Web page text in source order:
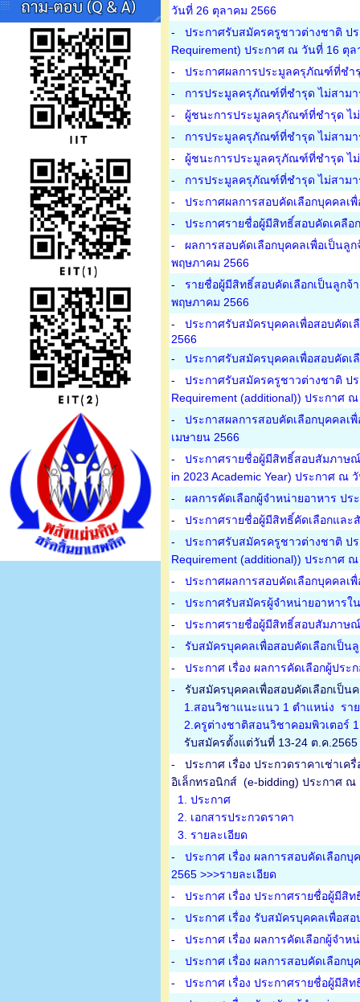
วันที่ 26 ตุลาคม 2566
-
ประกาศรับสมัครครูชาวต่างชาติ ปร
Requirement) ประกาศ ณ วันที่ 16 ตุล
-
ประกาศผลการประมูลครุภัณฑ์ที่ชำ
-
การประมูลครุภัณฑ์ที่ชำรุด ไม่สาม
-
ผู้ชนะการประมูลครุภัณฑ์ที่ชำรุด ไ
-
การประมูลครุภัณฑ์ที่ชำรุด ไม่สาม
-
ผู้ชนะการประมูลครุภัณฑ์ที่ชำรุด ไ
-
การประมูลครุภัณฑ์ที่ชำรุด ไม่สาม
-
ประกาศผลการสอบคัดเลือกบุคคลเ
-
ประกาศรายชื่อผู้มีสิทธิ์สอบคัดเคลื
-
ผลการสอบคัดเลือกบุคคลเพื่อเป็น
พฤษภาคม 2566
-
รายชื่อผู้มีสิทธิ์สอบคัดเลือกเป็นลูก
พฤษภาคม 2566
-
ประกาศรับสมัครบุคคลเพื่อสอบคัด
2566
-
ประกาศรับสมัครบุคคลเพื่อสอบคัด
-
ประกาศรับสมัครครูชาวต่างชาติ ปร
Requirement (additional)) ประกาศ
-
ประกาสผลการสอบคัดเลือกบุคคลเ
เมษายน 2566
-
ประกาศรายชื่อผู้มีสิทธิ์สอบสัมภาษณ์
in 2023 Academic Year) ประกาศ ณ
-
ผลการคัดเลือกผู้จำหน่ายอาหาร ป
-
ประกาศรายชื่อผู้มีสิทธิ์คัดเลือกแล
-
ประกาศรับสมัครครูชาวต่างชาติ ปร
Requirement (additional)) ประกาศ
-
ประกาศผลการสอบคัดเลือกบุคคลเ
-
ประกาศรับสมัครผู้จำหน่ายอาหารใ
-
ประกาศรายชื่อผู้มีสิทธิ์สอบสัมภาษ
-
รับสมัครบุคคลเพื่อสอบคัดเลือกเป็
-
ประกาศ เรื่อง ผลการคัดเลือกผู้ปร
-
รับสมัครบุคคลเพื่อสอบคัดเลือกเป็น
1.สอนวิชาแนะแนว 1 ตำแหน่ง รา
2.ครูต่างชาติสอนวิชาคอมพิวเตอร์
รับสมัครตั้งแต่วันที่ 13-24 ต.ค.2565
-
ประกาศ เรื่อง ประกวดราคาเช่าเ
อิเล็กทรอนิกส์ (e-bidding) ประกาศ
1. ประกาศ
2. เอกสารประกวดราคา
3. รายละเอียด
-
ประกาศ เรื่อง ผลการสอบคัดเลือก
2565 >>>รายละเอียด
-
ประกาศ เรื่อง ประกาศรายชื่อผู้มีสิ
-
ประกาศ เรื่อง รับสมัครบุคคลเพื่อส
-
ประกาศ เรื่อง ผลการคัดเลือกผู้จำ
-
ประกาศ เรื่อง ผลการสอบคัดเลือก
-
ประกาศ เรื่อง ประกาศรายชื่อผู้มีสิ